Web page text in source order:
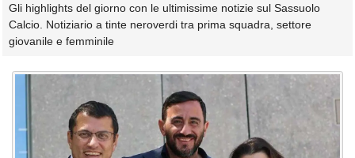
Gli highlights del giorno con le ultimissime notizie sul Sassuolo
Calcio. Notiziario a tinte neroverdi tra prima squadra, settore
giovanile e femminile